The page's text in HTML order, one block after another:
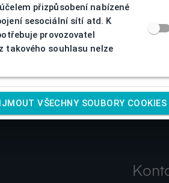
přizpůsobení nabízené
sesociální sítí atd. K
provozovatel
takového souhlasu nelze
VŠECHNY SOUBORY COOKIES